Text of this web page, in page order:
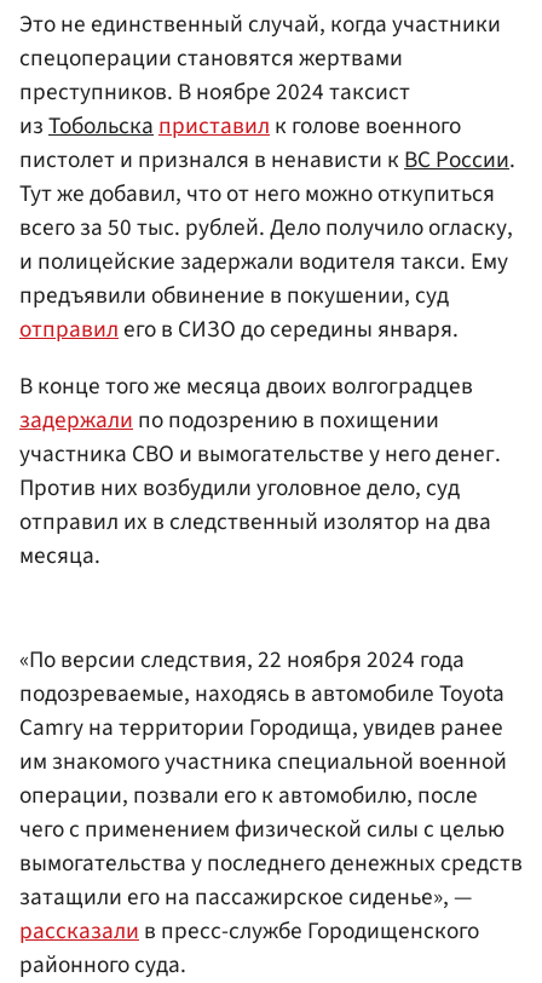
Это не единственный случай, когда участники
спецоперации становятся жертвами
преступников. В ноябре 2024 таксист
изТобольскаприставилк голове военного
пистолет и признался в ненависти кВС России.
Тут же добавил, что от него можно откупиться
всего за 50 тыс. рублей. Дело получило огласку,
и полицейские задержали водителя такси. Ему
предъявили обвинение в покушении, суд
отправилего в СИЗО до середины января.
В конце того же месяца двоих волгоградцев
задержалипо подозрению в похищении
участника СВО и вымогательстве у него денег.
Против них возбудили уголовное дело, суд
отправил их в следственный изолятор на два
месяца.
«По версии следствия, 22 ноября 2024 года
подозреваемые, находясь в автомобиле Toyota
Camry на территории Городища, увидев ранее
им знакомого участника специальной военной
операции, позвали его к автомобилю, после
чего с применением физической силы с целью
вымогательства у последнего денежных средств
затащили его на пассажирское сиденье», —
рассказалив пресс-службе Городищенского
районного суда.